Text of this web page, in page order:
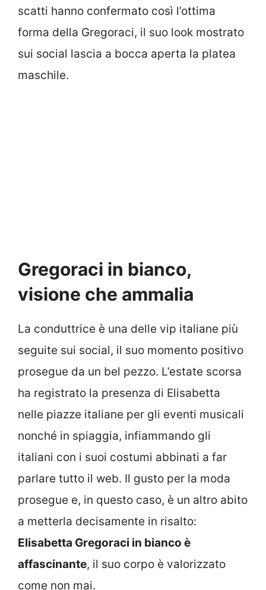
scatti hanno confermato così l’ottima
forma della Gregoraci, il suo look mostrato
sui social lascia a bocca aperta la platea
maschile.
Gregoraci in bianco,
visione che ammalia
La conduttrice è una delle vip italiane più
seguite sui social, il suo momento positivo
prosegue da un bel pezzo. L’estate scorsa
ha registrato la presenza di Elisabetta
nelle piazze italiane per gli eventi musicali
nonché in spiaggia, infiammando gli
italiani con i suoi costumi abbinati a far
parlare tutto il web. Il gusto per la moda
prosegue e, in questo caso, è un altro abito
a metterla decisamente in risalto:
Elisabetta Gregoraci in bianco è
affascinante, il suo corpo è valorizzato
come non mai.